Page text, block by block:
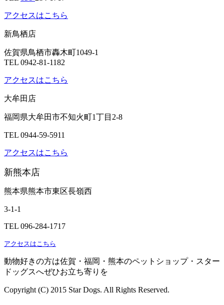
アクセスはこちら
新鳥栖店
佐賀県鳥栖市轟木町1049-1
TEL 0942-81-1182
アクセスはこちら
大牟田店
福岡県大牟田市不知火町1丁目2-8
TEL 0944-59-5911
アクセスはこちら
新熊本店
熊本県熊本市東区長嶺西
3-1-1
TEL 096-284-1717
アクセスはこちら
動物好きの方は佐賀・福岡・熊本のペットショップ・スター
ドッグスへぜひお立ち寄りを
Copyright (C) 2015 Star Dogs. All Rights Reserved.